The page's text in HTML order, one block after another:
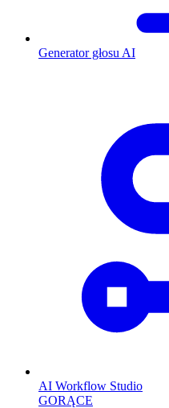
Generator głosu AI
AI Workflow Studio
GORĄCE